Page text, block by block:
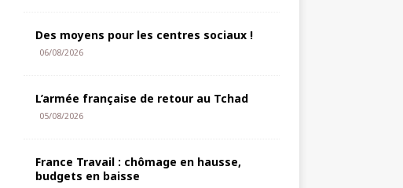
Des moyens pour les centres sociaux !
06/08/2026
L’armée française de retour au Tchad
05/08/2026
France Travail : chômage en hausse,
budgets en baisse